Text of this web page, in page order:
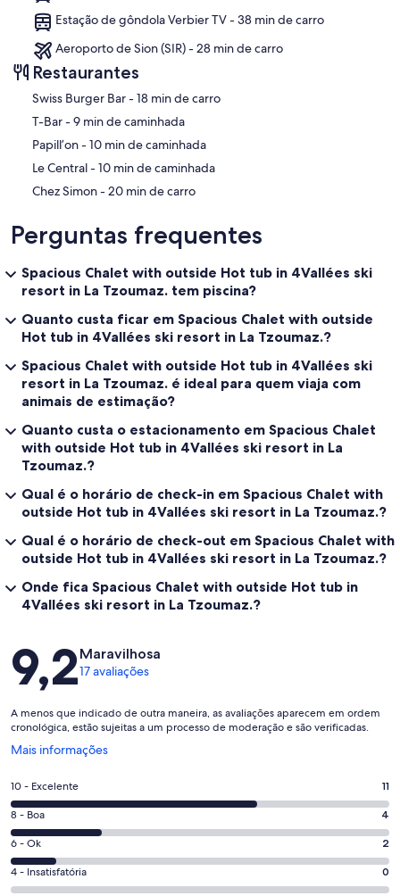
Estação de gôndola Verbier TV - 38 min de carro
Aeroporto de Sion (SIR) - 28 min de carro
Restaurantes
‪Swiss Burger Bar - ‬18 min de carro
‪T-Bar - ‬9 min de caminhada
‪Papill’on - ‬10 min de caminhada
‪Le Central - ‬10 min de caminhada
‪Chez Simon - ‬20 min de carro
Perguntas frequentes
Spacious Chalet with outside Hot tub in 4Vallées ski
resort in La Tzoumaz. tem piscina?
Quanto custa ficar em Spacious Chalet with outside
Hot tub in 4Vallées ski resort in La Tzoumaz.?
Spacious Chalet with outside Hot tub in 4Vallées ski
resort in La Tzoumaz. é ideal para quem viaja com
animais de estimação?
Quanto custa o estacionamento em Spacious Chalet
with outside Hot tub in 4Vallées ski resort in La
Tzoumaz.?
Qual é o horário de check-in em Spacious Chalet with
outside Hot tub in 4Vallées ski resort in La Tzoumaz.?
Qual é o horário de check-out em Spacious Chalet with
outside Hot tub in 4Vallées ski resort in La Tzoumaz.?
Onde fica Spacious Chalet with outside Hot tub in
4Vallées ski resort in La Tzoumaz.?
Avaliações
9,2Maravilhosa
17 avaliações
A menos que indicado de outra maneira, as avaliações aparecem em ordem
cronológica, estão sujeitas a um processo de moderação e são verificadas.
Mais informações
Abre
uma
nova
janela
Nota
10
-
Excelente.
11
de
10 - Excelente 11
Nota
8
-
Boa.
4
8 - Boa 4
Nota
6
-
6 - Ok 2
Nota
4
4 - Insatisfatória 0